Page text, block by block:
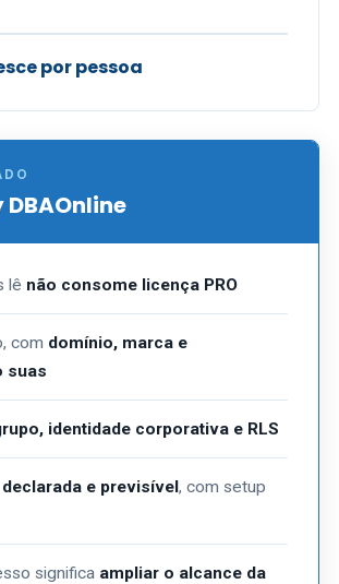
por pessoa
DBAOnline
lê não consome licença PRO
com domínio, marca e
suas
identidade corporativa e RLS
declarada e previsível, com setup
significa ampliar o alcance da